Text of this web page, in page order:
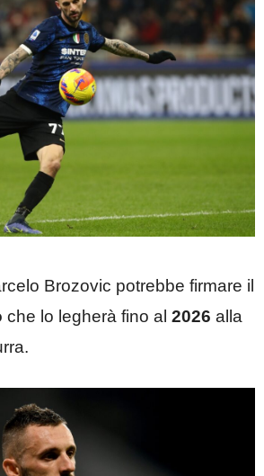
Brozovic potrebbe firmare il
che lo legherà fino al 2026 alla